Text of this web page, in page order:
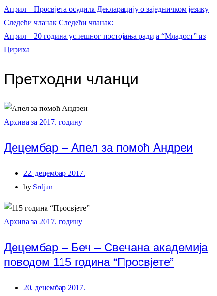
Април – Просвјета осудила Декларацију о заједничком језику
Следећи чланак Следећи чланак:
Април – 20 година успешног постојања радија “Младост” из
Цириха
Претходни чланци
Архива за 2017. годину
Децембар – Апел за помоћ Андреи
22. децембар 2017.
by Srdjan
Архива за 2017. годину
Децембар – Беч – Свечана академија
поводом 115 година “Просвјете”
20. децембар 2017.